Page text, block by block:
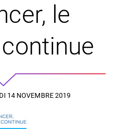
le
14 NOVEMBRE 2019